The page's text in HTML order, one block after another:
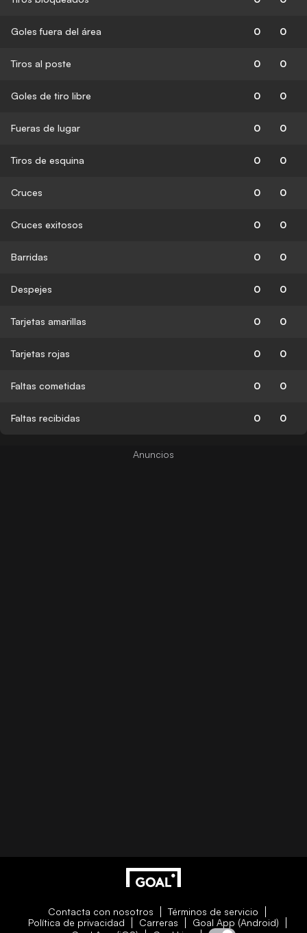
Goles fuera del área 0 0
Tiros al poste 0 0
Goles de tiro libre 0 0
Fueras de lugar 0 0
Tiros de esquina 0 0
Cruces 0 0
Cruces exitosos 0 0
Barridas 0 0
Despejes 0 0
Tarjetas amarillas 0 0
Tarjetas rojas 0 0
Faltas cometidas 0 0
Faltas recibidas 0 0
Contacta con nosotros
Términos de servicio
Política de privacidad
Carreras
Goal App (Android)